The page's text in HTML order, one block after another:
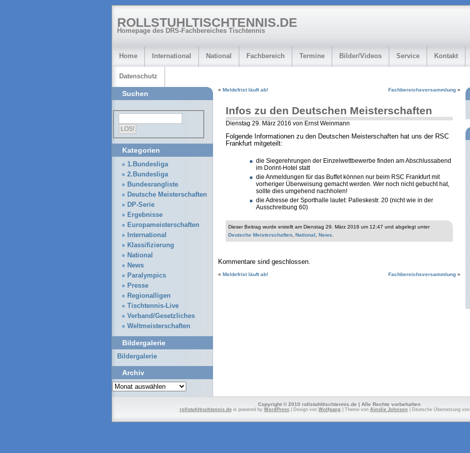
ROLLSTUHLTISCHTENNIS.DE
Homepage des DRS-Fachbereiches Tischtennis
Home International National Fachbereich Termine Bilder/Videos Service Kontakt
Datenschutz
« Meldefrist läuft ab! Fachbereichsversammlung »
Infos zu den Deutschen Meisterschaften
Dienstag 29. März 2016 von Ernst Weinmann
Folgende Informationen zu den Deutschen Meisterschaften hat uns der RSC
Frankfurt mitgeteilt:
die Siegerehrungen der Einzelwettbewerbe finden am Abschlussabend
im Dorint-Hotel statt
die Anmeldungen für das Buffet können nur beim RSC Frankfurt mit
vorheriger Überweisung gemacht werden. Wer noch nicht gebucht hat,
sollte dies umgehend nachholen!
die Adresse der Sporthalle lautet: Palleskestr. 20 (nicht wie in der
Ausschreibung 60)
Dieser Beitrag wurde erstellt am Dienstag 29. März 2016 um 12:47 und abgelegt unter
Deutsche Meisterschaften National News
Kommentare sind geschlossen.
« Meldefrist läuft ab! Fachbereichsversammlung »
Suchen
Kategorien
1.Bundesliga
2.Bundesliga
Bundesrangliste
Deutsche Meisterschaften
DP-Serie
Ergebnisse
Europameisterschaften
International
Klassifizierung
National
News
Paralympics
Presse
Regionalligen
Tischtennis-Live
Verband/Gesetzliches
Weltmeisterschaften
Bildergalerie
Bildergalerie
Archiv
Archiv
Copyright © 2010 rollstuhltischtennis.de | Alle Rechte vorbehalten
rollstuhltischtennis.deis powered by WordPress| Design von Wolfgang | Theme von Ainslie Johnson | Deutsche Übersetzung von